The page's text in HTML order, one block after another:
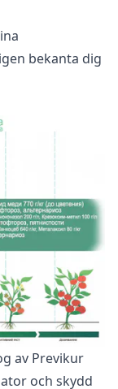
bekanta dig
av Previkur
och skydd